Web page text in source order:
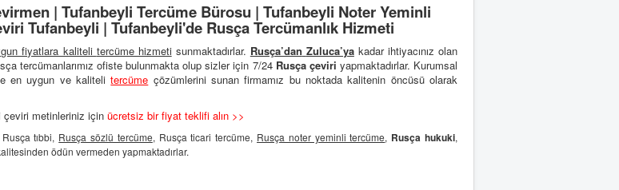
| Tufanbeyli Tercüme Bürosu | Tufanbeyli Noter Yeminli
Tufanbeyli | Tufanbeyli'de Rusça Tercümanlık Hizmeti
fiyatlara kaliteli tercüme hizmetisunmaktadırlar. Rusça’dan Zuluca’yakadar ihtiyacınız olan
tercümanlarımız ofiste bulunmakta olup sizler için 7/24 Rusça çeviri yapmaktadırlar. Kurumsal
en uygun ve kalitelitercüme çözümlerini sunan firmamız bu noktada kalitenin öncüsü olarak
çeviri metinleriniz için ücretsiz bir fiyat teklifi alın >>
tıbbi, Rusça sözlü tercüme, Rusça ticari tercüme, Rusça noter yeminli tercüme, Rusça hukuki,
ödün vermeden yapmaktadırlar.